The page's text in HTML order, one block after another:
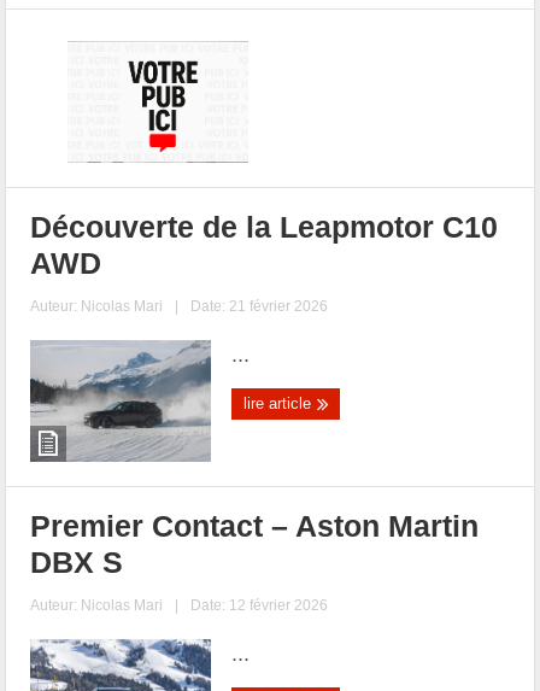
Découverte de la Leapmotor C10
AWD
Auteur: Nicolas Mari | Date: 21 février 2026
...
lire article
Premier Contact – Aston Martin
DBX S
Auteur: Nicolas Mari | Date: 12 février 2026
...